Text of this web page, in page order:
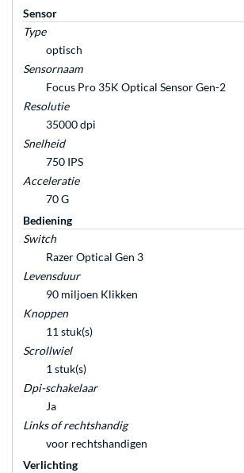
Sensor
Type
optisch
Sensornaam
Focus Pro 35K Optical Sensor Gen-2
Resolutie
35000 dpi
Snelheid
750 IPS
Acceleratie
70 G
Bediening
Switch
Razer Optical Gen 3
Levensduur
90 miljoen Klikken
Knoppen
11 stuk(s)
Scrollwiel
1 stuk(s)
Dpi-schakelaar
Ja
Links of rechtshandig
voor rechtshandigen
Verlichting